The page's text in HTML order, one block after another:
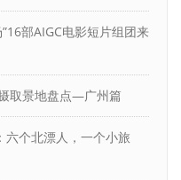
部AIGC电影短片组团来
取景地盘点—广州篇
六个北漂人，一个小旅